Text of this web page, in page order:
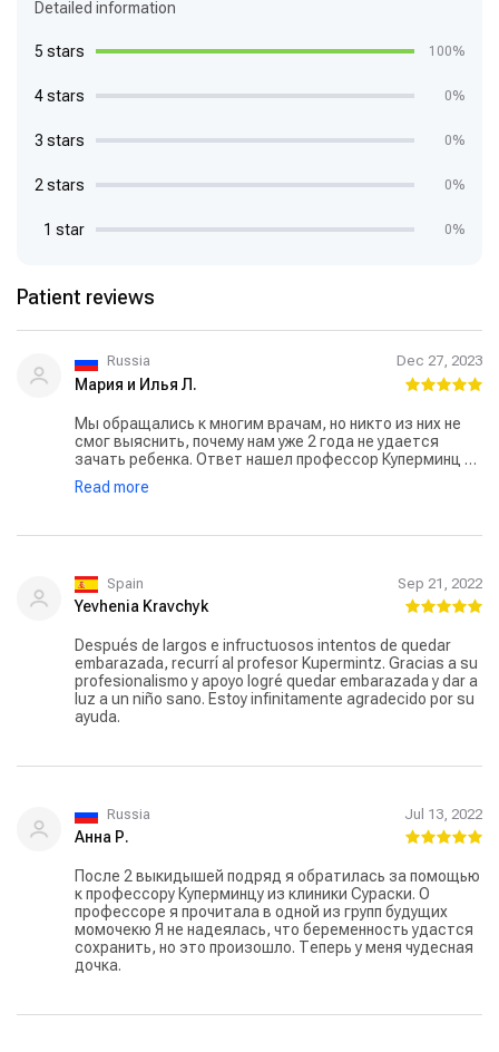
Detailed information
5 stars 100%
4 stars 0%
3 stars 0%
2 stars 0%
1 star 0%
Patient reviews
Russia Dec 27, 2023
Мария и Илья Л.
Мы обращались к многим врачам, но никто из них не
смог выяснить, почему нам уже 2 года не удается
зачать ребенка. Ответ нашел профессор Куперминц из
клиники Сураскию Он назначил нам лечениеб и через
несколько месяцев Маша забеременелаю Сейчас
Read more
Spain Sep 21, 2022
Yevhenia Kravchyk
Después de largos e infructuosos intentos de quedar
embarazada, recurrí al profesor Kupermintz. Gracias a su
profesionalismo y apoyo logré quedar embarazada y dar a
luz a un niño sano. Estoy infinitamente agradecido por su
ayuda.
Russia Jul 13, 2022
Анна Р.
После 2 выкидышей подряд я обратилась за помощью
к профессору Куперминцу из клиники Сураски. О
профессоре я прочитала в одной из групп будущих
момочекю Я не надеялась, что беременность удастся
сохранить, но это произошло. Теперь у меня чудесная
дочка.